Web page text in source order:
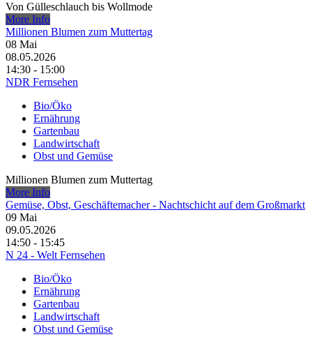
Von Gülleschlauch bis Wollmode
More Info
Millionen Blumen zum Muttertag
08 Mai
08.05.2026
14:30 - 15:00
NDR Fernsehen
Bio/Öko
Ernährung
Gartenbau
Landwirtschaft
Obst und Gemüse
Millionen Blumen zum Muttertag
More Info
Gemüse, Obst, Geschäftemacher - Nachtschicht auf dem Großmarkt
09 Mai
09.05.2026
14:50 - 15:45
N 24 - Welt Fernsehen
Bio/Öko
Ernährung
Gartenbau
Landwirtschaft
Obst und Gemüse